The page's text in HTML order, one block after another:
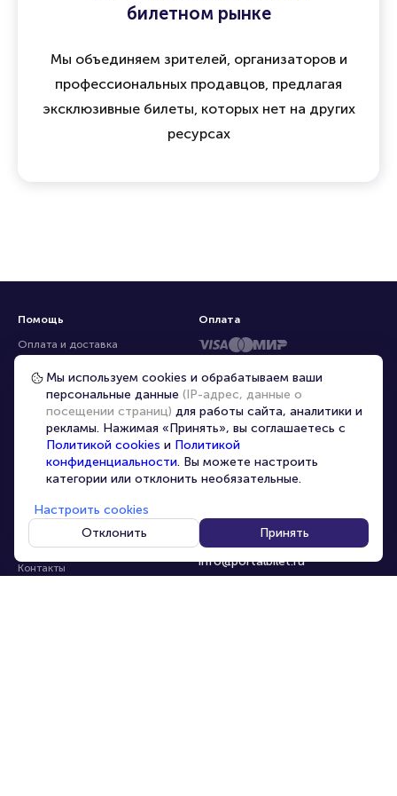
билетном рынке
Мы объединяем зрителей, организаторов и
профессиональных продавцов, предлагая
эксклюзивные билеты, которых нет на других
ресурсах
Помощь
Оплата и доставка
Частые вопросы
Перепродажа билетов
Организаторам
Корпоративным клиентам
VIP-билеты
Персональные данные
О компании
Контакты
8-800-500-42-62
8-499-226-15-14
info@portalbilet.ru
С 10:00 до 21:00,
Оплата
Мы используем cookies и обрабатываем ваши
персональные данные (IP-адрес, данные о
посещении страниц) для работы сайта, аналитики и
рекламы. Нажимая «Принять», вы соглашаетесь с
Политикой cookies и Политикой
конфиденциальности. Вы можете настроить
категории или отклонить необязательные.
Настроить cookies
Отклонить
Принять